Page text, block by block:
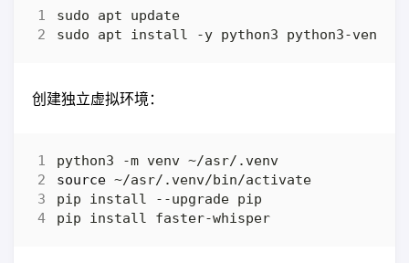
创建独立虚拟环境：
source